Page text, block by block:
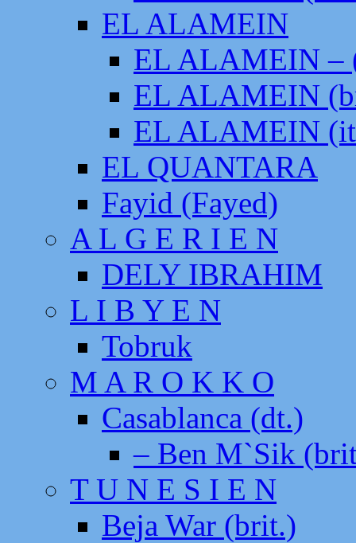
EL ALAMEIN
EL ALAMEIN –
EL ALAMEIN
EL ALAMEIN
EL QUANTARA
Fayid (Fayed)
A L G E R I E N
DELY IBRAHIM
L I B Y E N
Tobruk
M A R O K K O
Casablanca (dt.)
– Ben M`Sik
T U N E S I E N
Beja War (brit.)